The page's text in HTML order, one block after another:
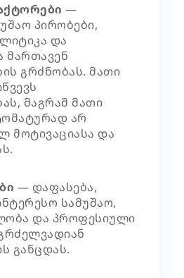
—
პირობები,
და
მართავენ
გრძნობას. მათი
მაგრამ მათი
არ
მოტივაციასა და
— დაფასება,
სამუშაო,
და პროფესიული
განცდას.